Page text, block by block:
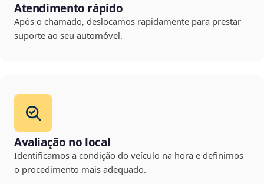
Atendimento rápido
Após o chamado, deslocamos rapidamente para prestar
suporte ao seu automóvel.
Avaliação no local
Identificamos a condição do veículo na hora e definimos
o procedimento mais adequado.